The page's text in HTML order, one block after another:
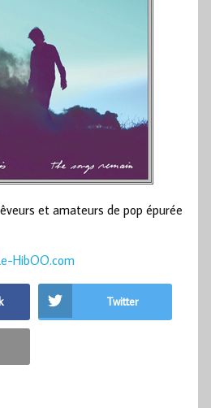
et amateurs de pop épurée
HibOO.com
Twitter